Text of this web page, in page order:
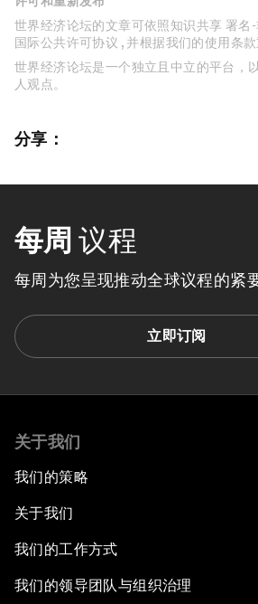
世界经济论坛的文章可依照知识共享 署名
国际公共许可协议 , 并根据我们的使用条款
世界经济论坛是一个独立且中立的平台，
人观点。
分享：
每周 议程
每周为您呈现推动全球议程的紧
立即订阅
关于我们
我们的策略
关于我们
我们的工作方式
我们的领导团队与组织治理